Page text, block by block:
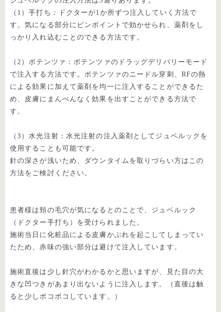
（1）手打ち：ドクターが1か所ずつ注入していく方法で
す。気になる部分にピンポイントで効かせられ、薬剤をし
っかり入れ込むことのできる方法です。
（2）ポテンツァ：ポテンツァのドラッグデリバリーモード
で注入する方法です。ポテンツァのニードル穿刺、RFの熱
による効果に加えて薬剤を均一に注入することができるた
め、皮膚にまんべんなく効果を出すことができる方法で
す。
（3）水光注射：水光注射の注入薬剤としてジュベルックを
使用することも可能です。
針の深さが浅いため、ダウンタイムを取りづらい方はこの
方法をご検討ください。
患者様は頬の毛穴が気になるとのことで、ジュベルック
（ドクター手打ち）を受けられました。
施術当日に化粧品による皮膚かぶれを起こしてしまってい
たため、赤味の強い部分は避けて注入しています。
施術直後は少し針穴がわかるかと思いますが、見た目の大
きな凹つきがあまり出ないように注入します。（直後は触
ると少しポコポコしています。）